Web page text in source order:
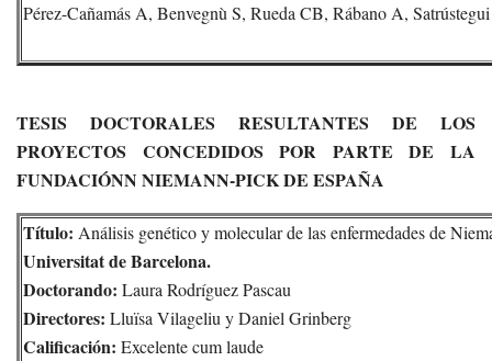
Pérez-Cañamás A, Benvegnù S, Rueda CB, Rábano A,
TESIS DOCTORALES RESULTANTES DE LOS
PROYECTOS CONCEDIDOS POR PARTE DE LA
FUNDACIÓNN NIEMANN-PICK DE ESPAÑA
Título: Análisis genético y molecular de las enfermedades de
Universitat de Barcelona.
Doctorando: Laura Rodríguez Pascau
Directores: Lluïsa Vilageliu y Daniel Grinberg
Calificación: Excelente cum laude